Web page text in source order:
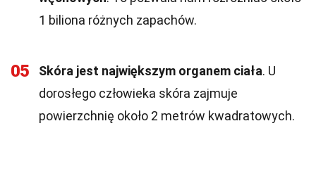
1 biliona różnych zapachów.
05 Skóra jest największym organem ciała. U
dorosłego człowieka skóra zajmuje
powierzchnię około 2 metrów kwadratowych.